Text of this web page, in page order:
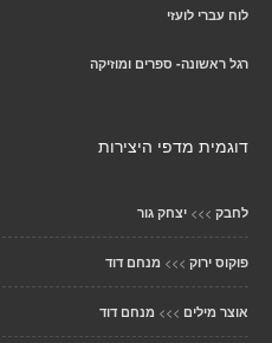
לוח עברי לועזי
רגל ראשונה- ספרים ומוזיקה
דוגמית מדפי היצירות
לחבק >>> יצחק גור
פוקוס ירוק >>> מנחם דוד
אוצר מילים >>> מנחם דוד